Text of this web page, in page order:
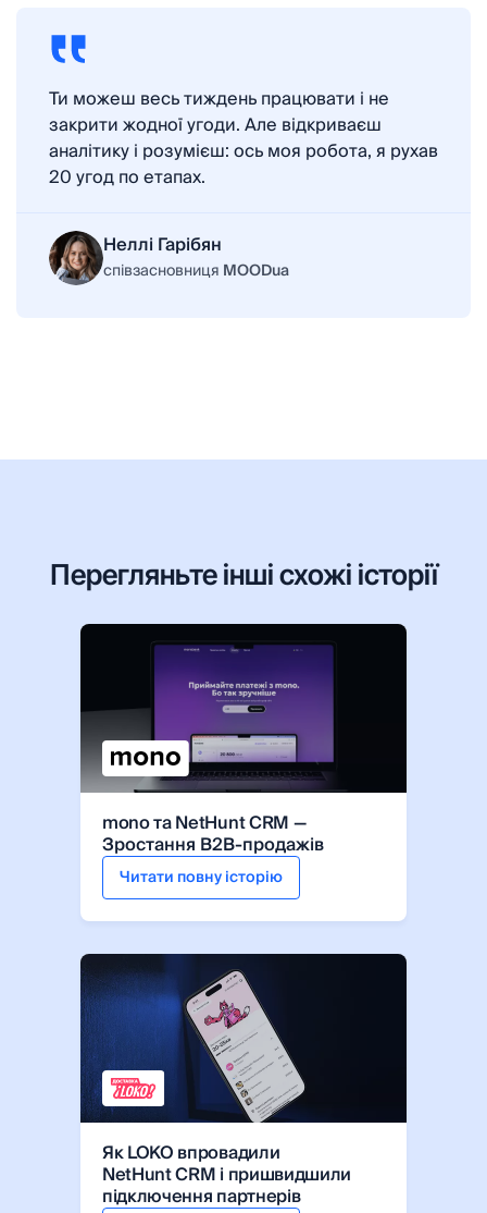
Ти можеш весь тиждень працювати і не
закрити жодної угоди. Але відкриваєш
аналітику і розумієш: ось моя робота, я рухав
20 угод по етапах.
Неллі Гарібян
співзасновниця MOODua
Перегляньте інші схожі історії
mono та NetHunt CRM —
Зростання B2B-продажів
Читати повну історію
Як LOKO впровадили
NetHunt CRM і пришвидшили
підключення партнерів